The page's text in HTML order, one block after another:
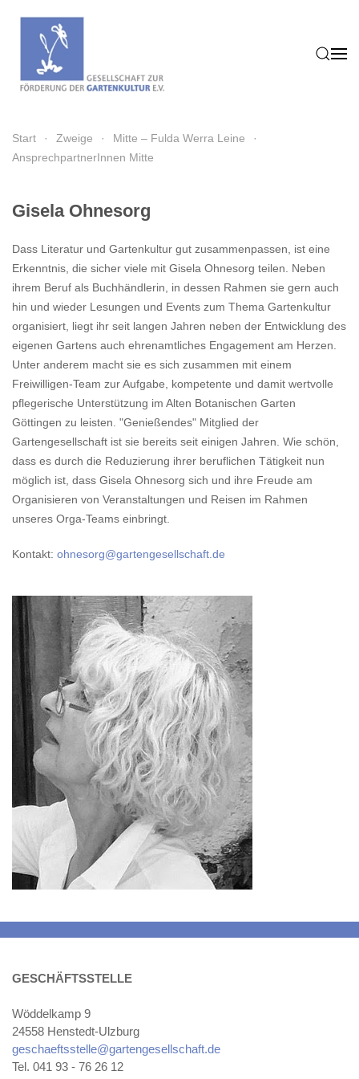
Zum Hauptinhalt springen
Start Zweige
Mitte – Fulda Werra Leine
AnsprechpartnerInnen Mitte
Gisela Ohnesorg
Dass Literatur und Gartenkultur gut zusammenpassen, ist eine
Erkenntnis, die sicher viele mit Gisela Ohnesorg teilen. Neben
ihrem Beruf als Buchhändlerin, in dessen Rahmen sie gern auch
hin und wieder Lesungen und Events zum Thema Gartenkultur
organisiert, liegt ihr seit langen Jahren neben der Entwicklung des
eigenen Gartens auch ehrenamtliches Engagement am Herzen.
Unter anderem macht sie es sich zusammen mit einem
Freiwilligen-Team zur Aufgabe, kompetente und damit wertvolle
pflegerische Unterstützung im Alten Botanischen Garten
Göttingen zu leisten. "Genießendes" Mitglied der
Gartengesellschaft ist sie bereits seit einigen Jahren. Wie schön,
dass es durch die Reduzierung ihrer beruflichen Tätigkeit nun
möglich ist, dass Gisela Ohnesorg sich und ihre Freude am
Organisieren von Veranstaltungen und Reisen im Rahmen
unseres Orga-Teams einbringt.
Kontakt: ohnesorg@gartengesellschaft.de
GESCHÄFTSSTELLE
Wöddelkamp 9
24558 Henstedt-Ulzburg
geschaeftsstelle@gartengesellschaft.de
Tel. 041 93 - 76 26 12